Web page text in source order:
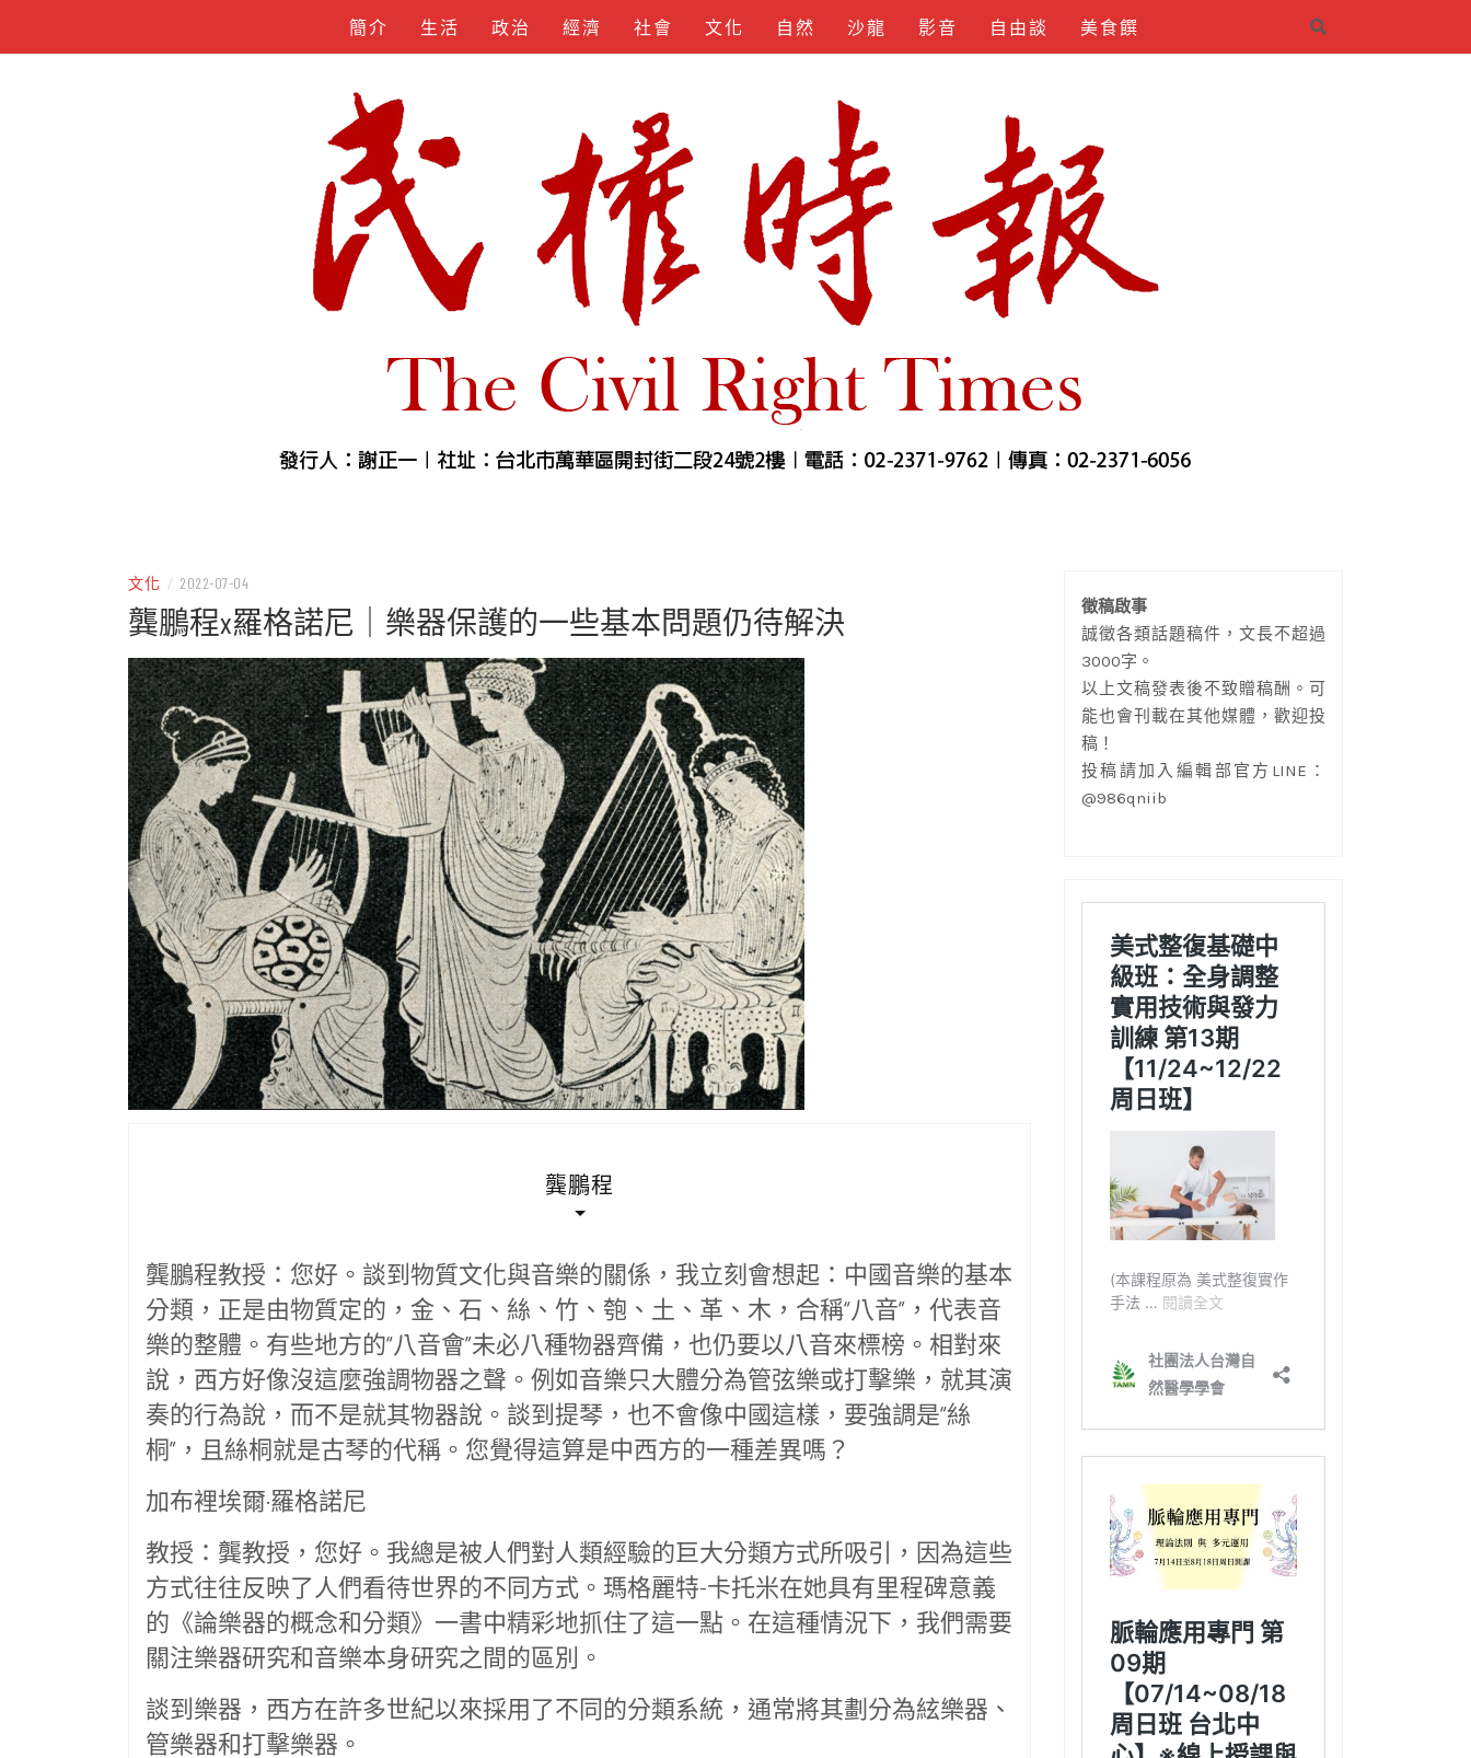
簡介 生活 政治 經濟 社會 文化 自然 沙龍 影音 自由談 美食饌
文化 / 2022-07-04
龔鵬程x羅格諾尼｜樂器保護的一些基本問題仍待解決
龔鵬程
龔鵬程教授：您好。談到物質文化與音樂的關係，我立刻會想起：中國音樂的基本
分類，正是由物質定的，金、石、絲、竹、匏、土、革、木，合稱“八音”，代表音
樂的整體。有些地方的“八音會”未必八種物器齊備，也仍要以八音來標榜。相對來
說，西方好像沒這麼強調物器之聲。例如音樂只大體分為管弦樂或打擊樂，就其演
奏的行為說，而不是就其物器說。談到提琴，也不會像中國這樣，要強調是“絲
桐”，且絲桐就是古琴的代稱。您覺得這算是中西方的一種差異嗎？
加布裡埃爾·羅格諾尼
教授：龔教授，您好。我總是被人們對人類經驗的巨大分類方式所吸引，因為這些
方式往往反映了人們看待世界的不同方式。瑪格麗特-卡托米在她具有里程碑意義
的《論樂器的概念和分類》一書中精彩地抓住了這一點。在這種情況下，我們需要
關注樂器研究和音樂本身研究之間的區別。
談到樂器，西方在許多世紀以來採用了不同的分類系統，通常將其劃分為絃樂器、
管樂器和打擊樂器。
徵稿啟事
誠徵各類話題稿件，文長不超過
3000字。
以上文稿發表後不致贈稿酬。可
能也會刊載在其他媒體，歡迎投
稿！
投稿請加入編輯部官方LINE：
@986qniib